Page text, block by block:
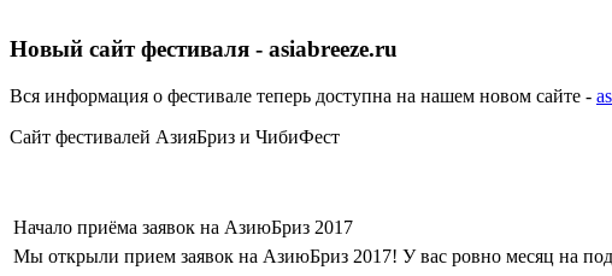
Новый сайт фестиваля - asiabreeze.ru
Вся информация о фестивале теперь доступна на нашем новом сайте -
Сайт фестивалей АзияБриз и ЧибиФест
Начало приёма заявок на АзиюБриз 2017
Мы открыли прием заявок на АзиюБриз 2017! У вас ровно месяц на